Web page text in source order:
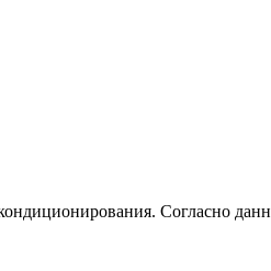
Согласно